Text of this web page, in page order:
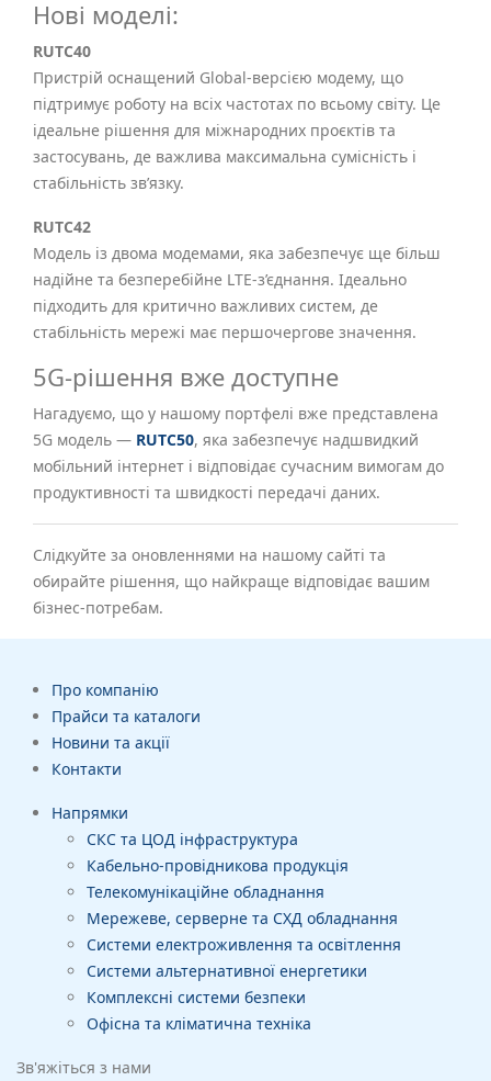
Нові моделі:
RUTC40
Пристрій оснащений Global-версією модему, що
підтримує роботу на всіх частотах по всьому світу. Це
ідеальне рішення для міжнародних проєктів та
застосувань, де важлива максимальна сумісність і
стабільність зв’язку.
RUTC42
Модель із двома модемами, яка забезпечує ще більш
надійне та безперебійне LTE-з’єднання. Ідеально
підходить для критично важливих систем, де
стабільність мережі має першочергове значення.
5G-рішення вже доступне
Нагадуємо, що у нашому портфелі вже представлена
5G модель — RUTC50, яка забезпечує надшвидкий
мобільний інтернет і відповідає сучасним вимогам до
продуктивності та швидкості передачі даних.
Слідкуйте за оновленнями на нашому сайті та
обирайте рішення, що найкраще відповідає вашим
бізнес-потребам.
Про компанію
Прайси та каталоги
Новини та акції
Контакти
Напрямки
СКС та ЦОД інфраструктура
Кабельно-провідникова продукція
Телекомунікаційне обладнання
Мережеве, серверне та СХД обладнання
Системи електроживлення та освітлення
Системи альтернативної енергетики
Комплексні системи безпеки
Офісна та кліматична техніка
Зв'яжіться з нами